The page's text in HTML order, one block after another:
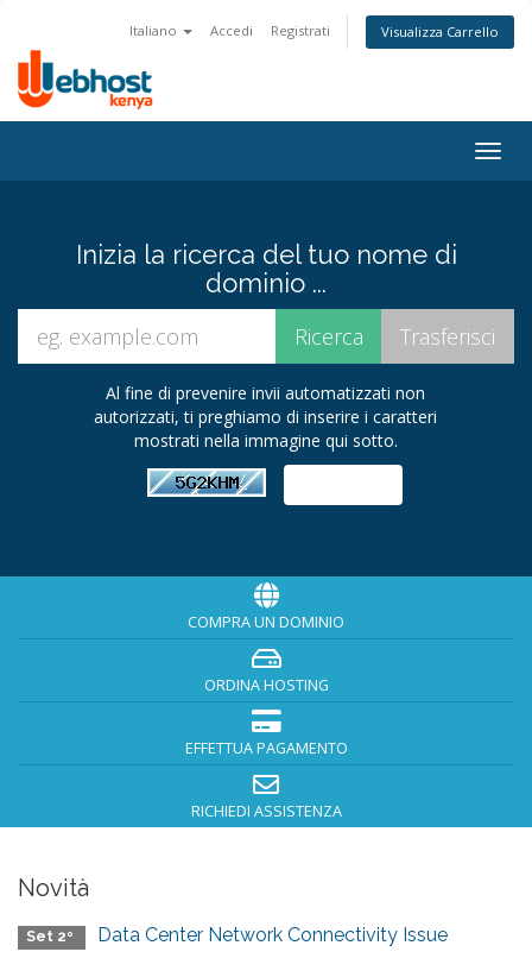
Italiano Accedi Registrati Visualizza Carrello
Inizia la ricerca del tuo nome di
dominio ...
Al fine di prevenire invii automatizzati non
autorizzati, ti preghiamo di inserire i caratteri
mostrati nella immagine qui sotto.
COMPRA UN DOMINIO
ORDINA HOSTING
EFFETTUA PAGAMENTO
RICHIEDI ASSISTENZA
Novità
Set 2º Data Center Network Connectivity Issue